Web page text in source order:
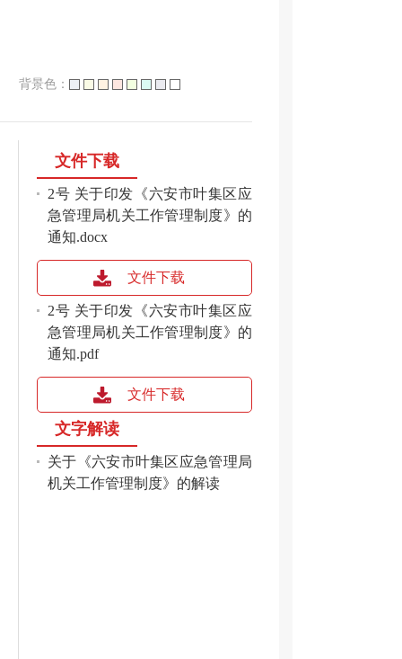
背景色：
文件下载
2号 关于印发《六安市叶集区应
急管理局机关工作管理制度》的
通知.docx
文件下载
2号 关于印发《六安市叶集区应
急管理局机关工作管理制度》的
通知.pdf
文件下载
文字解读
关于《六安市叶集区应急管理局
机关工作管理制度》的解读